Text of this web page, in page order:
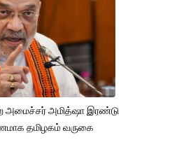
அமைச்சர் அமித்ஷா இரண்டு
தமிழகம் வருகை